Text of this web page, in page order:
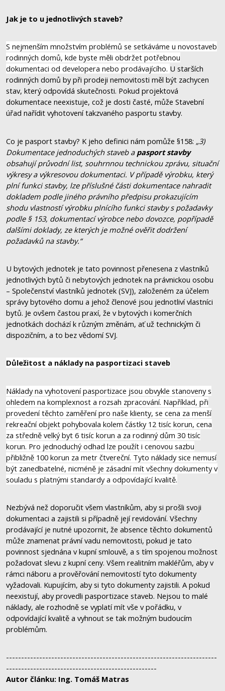
Jak je to u jednotlivých staveb?
S nejmenším množstvím problémů se setkáváme u novostaveb
rodinných domů, kde byste měli obdržet potřebnou
dokumentaci od developera nebo prodávajícího. U starších
rodinných domů by při prodeji nemovitosti měl být zachycen
stav, který odpovídá skutečnosti. Pokud projektová
dokumentace neexistuje, což je dosti časté, může Stavební
úřad nařídit vyhotovení takzvaného pasportu stavby.
Co je pasport stavby? K jeho definici nám pomůže §158: „3)
Dokumentace jednoduchých staveb a pasport stavby
obsahují průvodní list, souhrnnou technickou zprávu, situační
výkresy a výkresovou dokumentaci. V případě výrobku, který
plní funkci stavby, lze příslušné části dokumentace nahradit
dokladem podle jiného právního předpisu prokazujícím
shodu vlastností výrobku plnícího funkci stavby s požadavky
podle § 153, dokumentací výrobce nebo dovozce, popřípadě
dalšími doklady, ze kterých je možné ověřit dodržení
požadavků na stavby.“
U bytových jednotek je tato povinnost přenesena z vlastníků
jednotlivých bytů či nebytových jednotek na právnickou osobu
– Společenství vlastníků jednotek (SVJ), založeném za účelem
správy bytového domu a jehož členové jsou jednotliví vlastníci
bytů. Je ovšem častou praxí, že v bytových i komerčních
jednotkách dochází k různým změnám, ať už technickým či
dispozičním, a to bez vědomí SVJ.
Důležitost a náklady na pasportizaci staveb
Náklady na vyhotovení pasportizace jsou obvykle stanoveny s
ohledem na komplexnost a rozsah zpracování. Například, při
provedení těchto zaměření pro naše klienty, se cena za menší
rekreační objekt pohybovala kolem částky 12 tisíc korun, cena
za středně velký byt 6 tisíc korun a za rodinný dům 30 tisíc
korun. Pro jednoduchý odhad lze použít i cenovou sazbu
přibližně 100 korun za metr čtvereční. Tyto náklady sice nemusí
být zanedbatelné, nicméně je zásadní mít všechny dokumenty v
souladu s platnými standardy a odpovídající kvalitě.
Nezbývá než doporučit všem vlastníkům, aby si prošli svoji
dokumentaci a zajistili si případně její revidování. Všechny
prodávající je nutné upozornit, že absence těchto dokumentů
může znamenat právní vadu nemovitosti, pokud je tato
povinnost sjednána v kupní smlouvě, a s tím spojenou možnost
požadovat slevu z kupní ceny. Všem realitním makléřům, aby v
rámci náboru a prověřování nemovitostí tyto dokumenty
vyžadovali. Kupujícím, aby si tyto dokumenty zajistili. A pokud
neexistují, aby provedli pasportizace staveb. Nejsou to malé
náklady, ale rozhodně se vyplatí mít vše v pořádku, v
odpovídající kvalitě a vyhnout se tak možným budoucím
problémům.
----------------------------------------------------------------------
--------------------------------------------------
Autor článku: Ing. Tomáš Matras